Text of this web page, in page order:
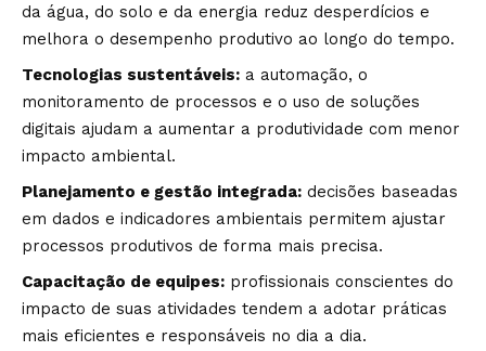
da água, do solo e da energia reduz desperdícios e
melhora o desempenho produtivo ao longo do tempo.
Tecnologias sustentáveis: a automação, o
monitoramento de processos e o uso de soluções
digitais ajudam a aumentar a produtividade com menor
impacto ambiental.
Planejamento e gestão integrada: decisões baseadas
em dados e indicadores ambientais permitem ajustar
processos produtivos de forma mais precisa.
Capacitação de equipes: profissionais conscientes do
impacto de suas atividades tendem a adotar práticas
mais eficientes e responsáveis no dia a dia.